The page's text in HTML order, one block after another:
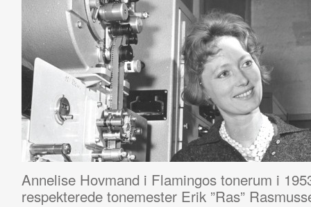
Annelise Hovmand i Flamingos tonerum i
respekterede tonemester Erik ”Ras”